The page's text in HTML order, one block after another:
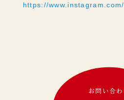
https://
お問い合わ